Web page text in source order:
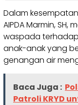
Dalam
AIPDA Marmin,
waspada
anak-anak yang
genangan air
Baca Juga :
Patroli KRYD